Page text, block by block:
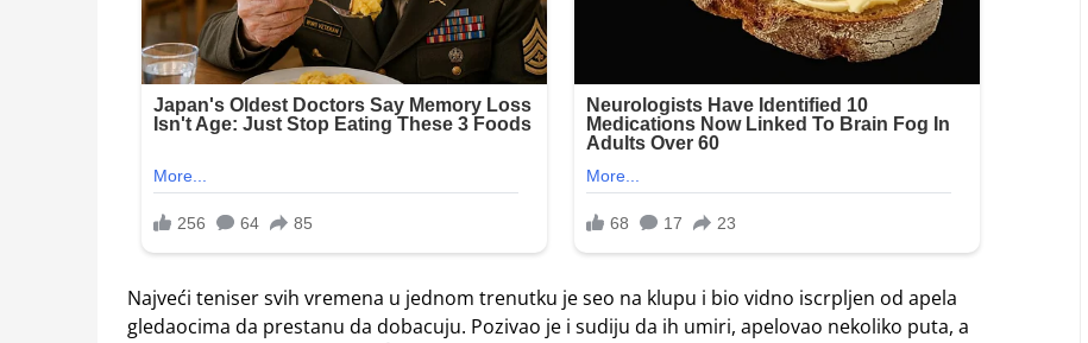
Najveći teniser svih vremena u jednom trenutku je seo na klupu i bio vidno iscrpljen od apela
gledaocima da prestanu da dobacuju. Pozivao je i sudiju da ih umiri, apelovao nekoliko puta, a